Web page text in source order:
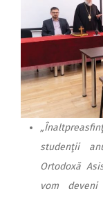
studenţii
Ortodoxă
vom